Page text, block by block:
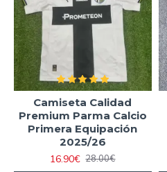
Camiseta Calidad
Premium Parma Calcio
Primera Equipación
2025/26
16.90€ 28.00€